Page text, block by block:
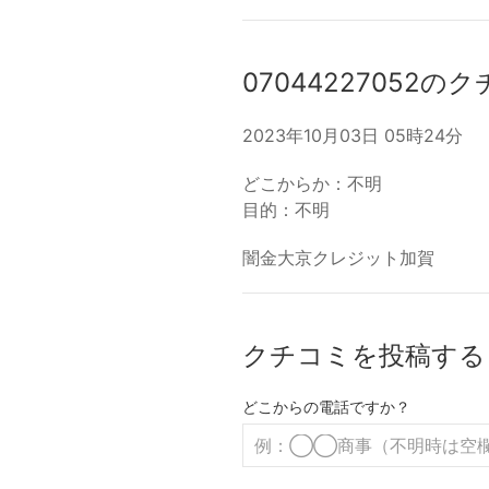
07044227052のク
2023年10月03日 05時24分
どこからか：不明
目的：不明
闇金大京クレジット加賀
クチコミを投稿する
どこからの電話ですか？